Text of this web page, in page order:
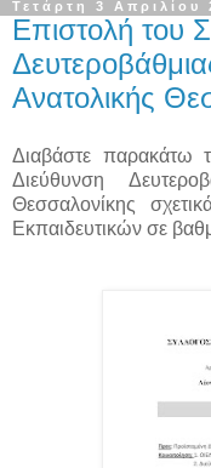
Τετάρτη 3 Απριλίου
Επιστολή του
Ανατολικής
Διαβάστε παρακάτω
Διεύθυνση
Θεσσαλονίκης
Εκπαιδευτικών σε